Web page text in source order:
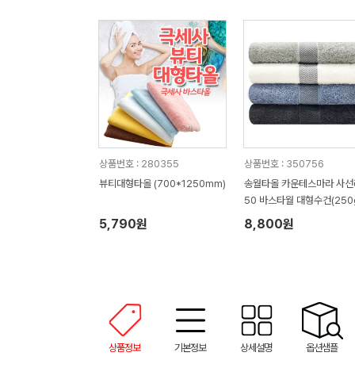
상품번호 : 280355
뷰티대형타올 (700*1250mm)
5,790원
상품번호 : 350756
송월타올 카운테스마라 사
50 바스타월 대형수건
0*100cm)
8,800원
상품정보 기본정보 상세설명 옵션샘플